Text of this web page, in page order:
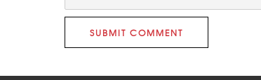
SUBMIT COMMENT